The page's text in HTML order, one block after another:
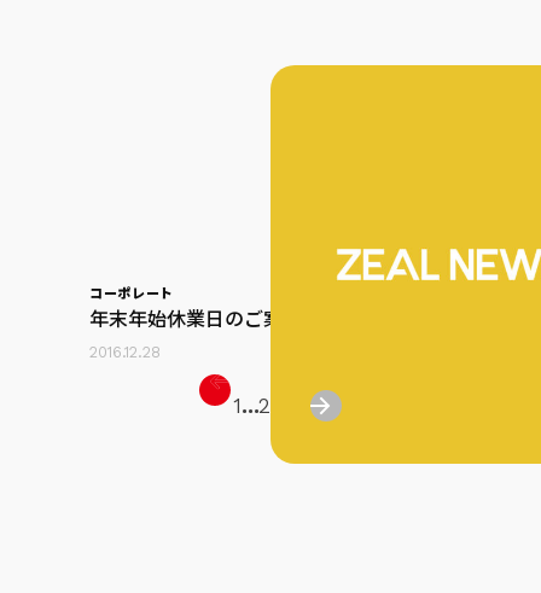
コーポレート
年末年始休業日のご案内(本社機能)
2016.12.28
1...2